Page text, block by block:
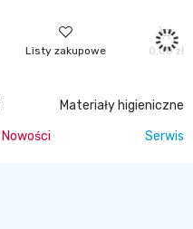
Listy zakupowe 0,00 zł
Materiały higieniczne
Nowości Serwis